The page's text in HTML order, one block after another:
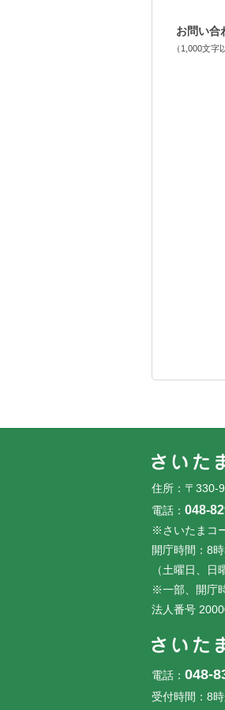
お問い合
（1,000文字
住所：〒330-
電話： 048-
※さいたまコ
開庁時間：8
（土曜日、日
※一部、開庁
法人番号
電話： 048-
受付時間：8